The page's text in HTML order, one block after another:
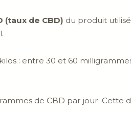
(taux de CBD) du produit
: entre 30 et 60
de CBD par jour. Cette